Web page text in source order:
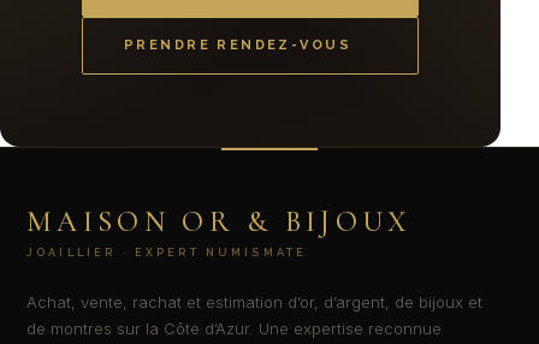
PRENDRE RENDEZ-VOUS
MAISON OR & BIJOUX
JOAILLIER · EXPERT NUMISMATE
Achat, vente, rachat et estimation d’or, d’argent, de bijoux et
de montres sur la Côte d’Azur. Une expertise reconnue